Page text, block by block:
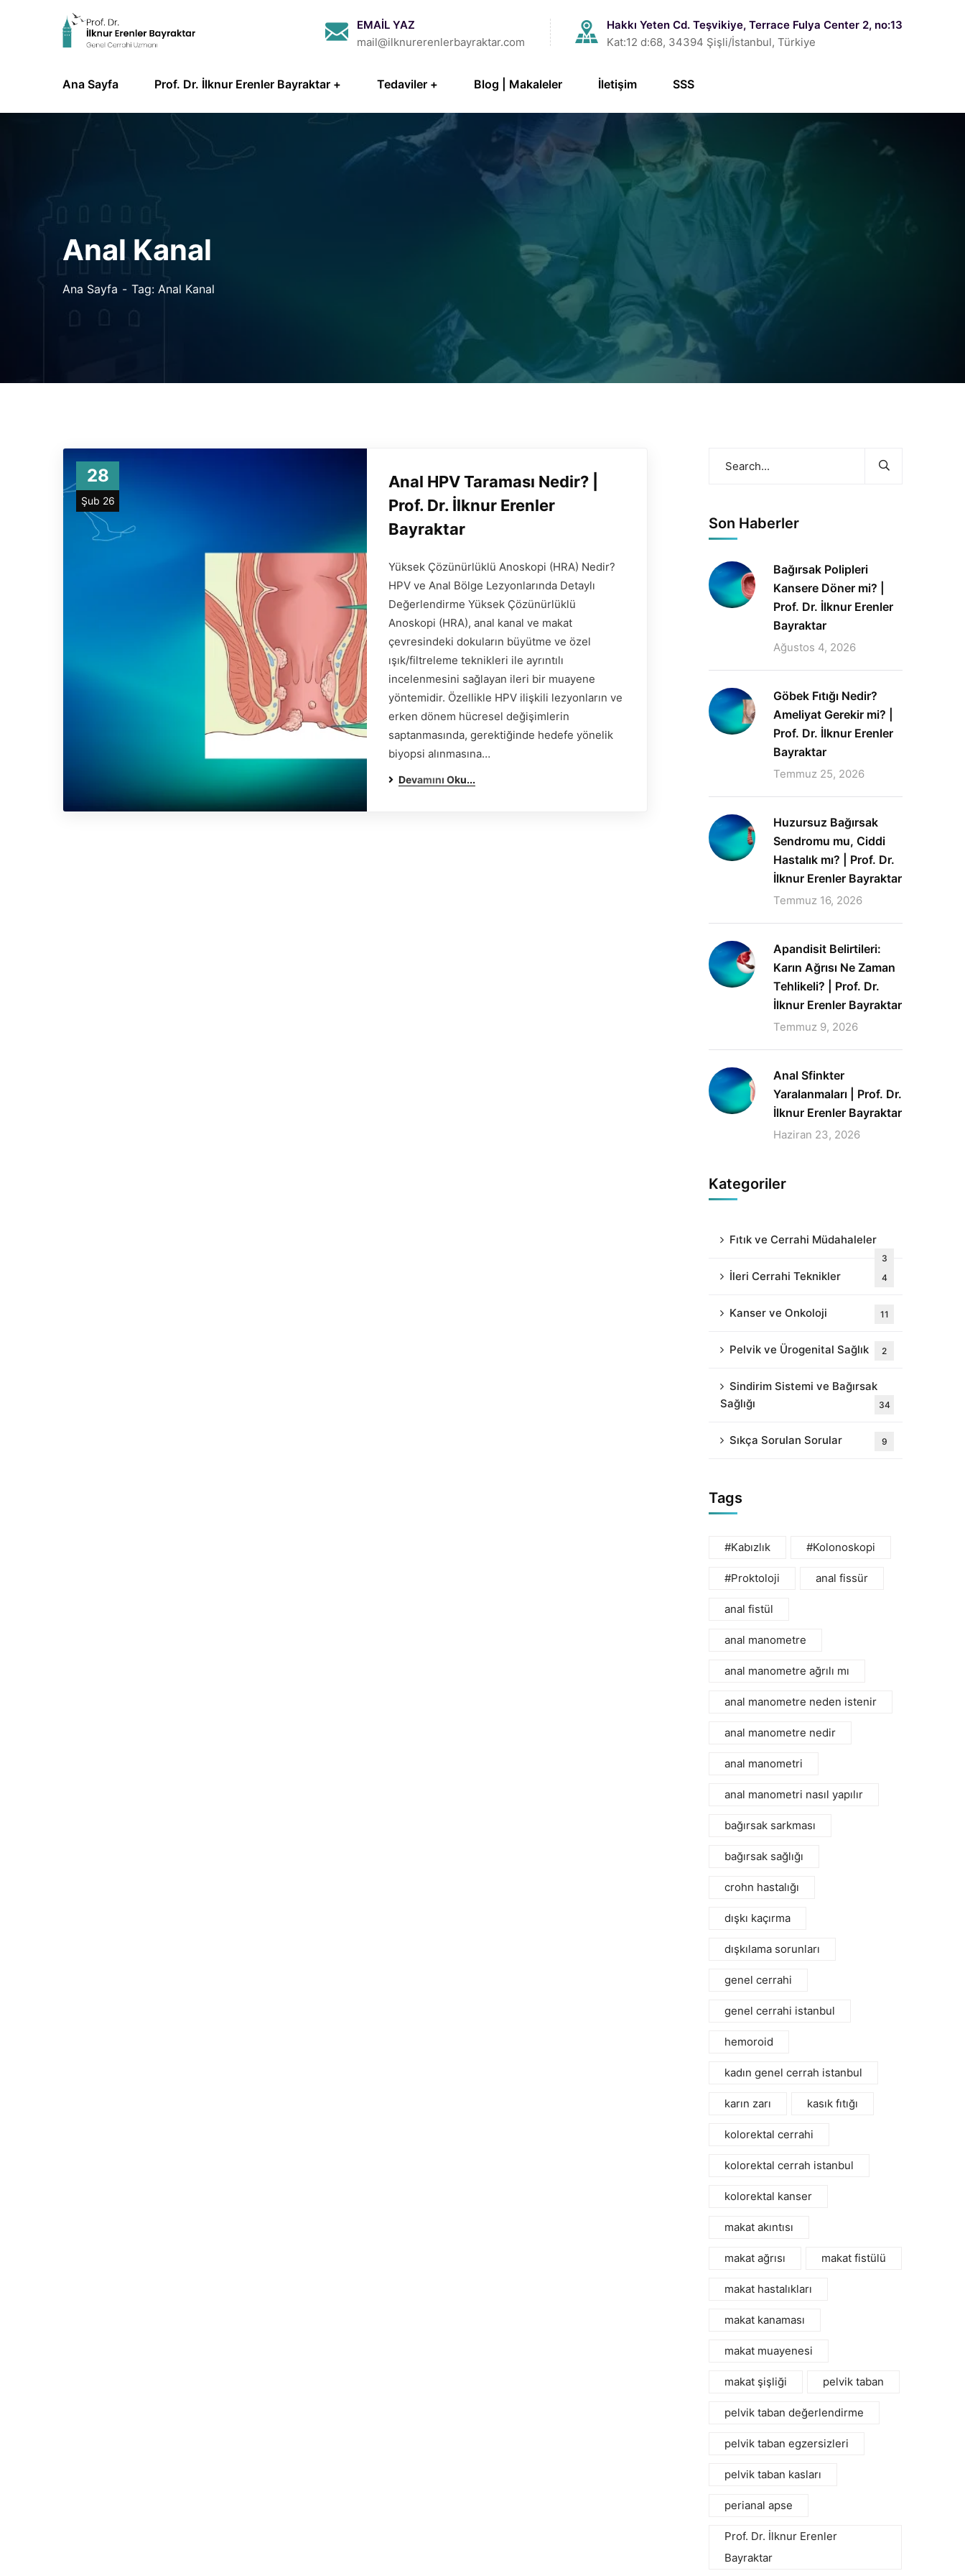
EMAİL YAZ
mail@ilknurerenlerbayraktar.com
Hakkı Yeten Cd. Teşvikiye, Terrace Fulya Center 2, no:13
Kat:12 d:68, 34394 Şişli/İstanbul, Türkiye
Ana Sayfa Prof. Dr. İlknur Erenler Bayraktar Tedaviler Blog | Makaleler İletişim SSS
Anal Kanal
Ana Sayfa Tag: Anal Kanal
28
Şub 26
Anal HPV Taraması Nedir? |
Prof. Dr. İlknur Erenler
Bayraktar
Yüksek Çözünürlüklü Anoskopi (HRA) Nedir?
HPV ve Anal Bölge Lezyonlarında Detaylı
Değerlendirme Yüksek Çözünürlüklü
Anoskopi (HRA), anal kanal ve makat
çevresindeki dokuların büyütme ve özel
ışık/filtreleme teknikleri ile ayrıntılı
incelenmesini sağlayan ileri bir muayene
yöntemidir. Özellikle HPV ilişkili lezyonların ve
erken dönem hücresel değişimlerin
saptanmasında, gerektiğinde hedefe yönelik
biyopsi alınmasına…
Devamını Oku...
Son Haberler
Bağırsak Polipleri
Kansere Döner mi? |
Prof. Dr. İlknur Erenler
Bayraktar
Ağustos 4, 2026
Göbek Fıtığı Nedir?
Ameliyat Gerekir mi? |
Prof. Dr. İlknur Erenler
Bayraktar
Temmuz 25, 2026
Huzursuz Bağırsak
Sendromu mu, Ciddi
Hastalık mı? | Prof. Dr.
İlknur Erenler Bayraktar
Temmuz 16, 2026
Apandisit Belirtileri:
Karın Ağrısı Ne Zaman
Tehlikeli? | Prof. Dr.
İlknur Erenler Bayraktar
Temmuz 9, 2026
Anal Sfinkter
Yaralanmaları | Prof. Dr.
İlknur Erenler Bayraktar
Haziran 23, 2026
Kategoriler
Fıtık ve Cerrahi Müdahaleler
3
İleri Cerrahi Teknikler 4
Kanser ve Onkoloji 11
Pelvik ve Ürogenital Sağlık 2
Sindirim Sistemi ve Bağırsak
Sağlığı
34
Sıkça Sorulan Sorular 9
Tags
#Kabızlık #Kolonoskopi
#Proktoloji anal fissür
anal fistül
anal manometre
anal manometre ağrılı mı
anal manometre neden istenir
anal manometre nedir
anal manometri
anal manometri nasıl yapılır
bağırsak sarkması
bağırsak sağlığı
crohn hastalığı
dışkı kaçırma
dışkılama sorunları
genel cerrahi
genel cerrahi istanbul
hemoroid
kadın genel cerrah istanbul
karın zarı kasık fıtığı
kolorektal cerrahi
kolorektal cerrah istanbul
kolorektal kanser
makat akıntısı
makat ağrısı makat fistülü
makat hastalıkları
makat kanaması
makat muayenesi
makat şişliği pelvik taban
pelvik taban değerlendirme
pelvik taban egzersizleri
pelvik taban kasları
perianal apse
Prof. Dr. İlknur Erenler
Bayraktar